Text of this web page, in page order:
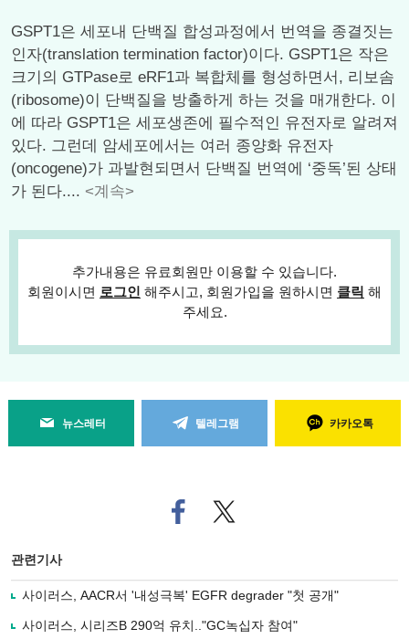
GSPT1은 세포내 단백질 합성과정에서 번역을 종결짓는
인자(translation termination factor)이다. GSPT1은 작은
크기의 GTPase로 eRF1과 복합체를 형성하면서, 리보솜
(ribosome)이 단백질을 방출하게 하는 것을 매개한다. 이
에 따라 GSPT1은 세포생존에 필수적인 유전자로 알려져
있다. 그런데 암세포에서는 여러 종양화 유전자
(oncogene)가 과발현되면서 단백질 번역에 ‘중독’된 상태
가 된다.... <계속>
추가내용은 유료회원만 이용할 수 있습니다.
회원이시면 로그인 해주시고, 회원가입을 원하시면 클릭 해
주세요.
뉴스레터 텔레그램 카카오톡
페
이
로
기
사
트위
터로
관련기사
사이러스, AACR서 '내성극복' EGFR degrader "첫 공개"
사이러스, 시리즈B 290억 유치.."GC녹십자 참여"